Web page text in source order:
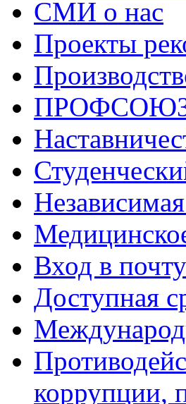
СМИ о нас
Проекты
Вход в
Доступная
коррупции,